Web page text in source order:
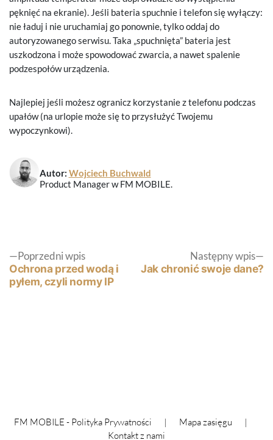
pęknięć na ekranie). Jeśli bateria spuchnie i telefon się wyłączy:
nie ładuj i nie uruchamiaj go ponownie, tylko oddaj do
autoryzowanego serwisu. Taka „spuchnięta” bateria jest
uszkodzona i może spowodować zwarcia, a nawet spalenie
podzespołów urządzenia.
Najlepiej jeśli możesz ogranicz korzystanie z telefonu podczas
upałów (na urlopie może się to przysłużyć Twojemu
wypoczynkowi).
Autor: Wojciech Buchwald
Product Manager w FM MOBILE.
Nawigacja
wpisu
Poprzedni wpisPoprzedni
wpis:
Ochrona przed wodą i
pyłem, czyli normy IP
Następny wpis
Jak chronić swoje dane?
FM MOBILE - Polityka Prywatności | Mapa zasięgu
|
Kontakt z nami